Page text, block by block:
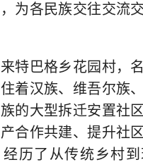
为各民族交往交流
特巴格乡花园村，
着汉族、维吾尔族
的大型拆迁安置社
合作共建、提升社
历了从传统乡村